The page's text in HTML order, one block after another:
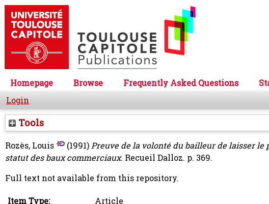
Homepage Browse Frequently Asked Questions
Login
Tools
Rozès, Louis (1991)Preuve de la volonté du bailleur de laisser
statut des baux commerciaux. Recueil Dalloz. p. 369.
Full text not available from this repository.
Item Type:
Article